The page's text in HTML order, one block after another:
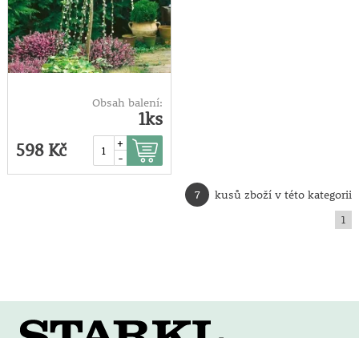
Obsah balení:
1ks
598 Kč
+
-
7
kusů zboží v této kategorii
1